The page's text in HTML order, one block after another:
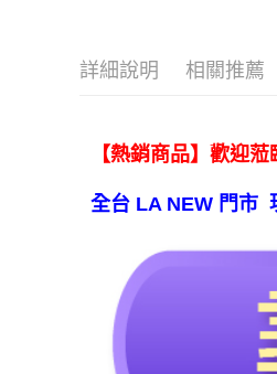
詳細說明 相關推薦
【熱銷商品】歡迎蒞
全台 LA NEW 門市